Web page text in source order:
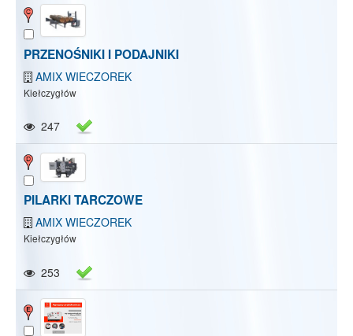
Pokaż/Ukryj mapę
PRZENOŚNIKI I PODAJNIKI
AMIX WIECZOREK
Kiełczygłów
247
PILARKI TARCZOWE
AMIX WIECZOREK
Kiełczygłów
253